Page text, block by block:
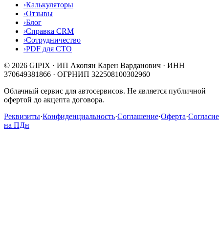
›Калькуляторы
›Отзывы
›Блог
›Справка CRM
›Сотрудничество
›PDF для СТО
© 2026 GIPIX · ИП Акопян Карен Варданович · ИНН
370649381866 · ОГРНИП 322508100302960
Облачный сервис для автосервисов. Не является публичной
офертой до акцепта договора.
Реквизиты·Конфиденциальность·Соглашение·Оферта·Согласие
на ПДн